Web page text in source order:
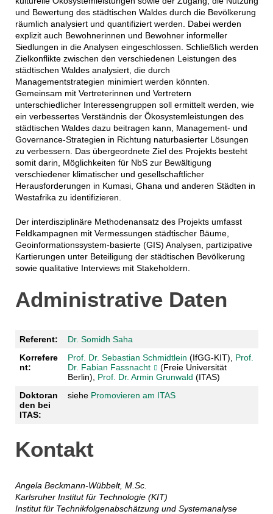
und Bewertung des städtischen Waldes durch die Bevölkerung
räumlich analysiert und quantifiziert werden. Dabei werden
explizit auch Bewohnerinnen und Bewohner informeller
Siedlungen in die Analysen eingeschlossen. Schließlich werden
Zielkonflikte zwischen den verschiedenen Leistungen des
städtischen Waldes analysiert, die durch
Managementstrategien minimiert werden könnten.
Gemeinsam mit Vertreterinnen und Vertretern
unterschiedlicher Interessengruppen soll ermittelt werden, wie
ein verbessertes Verständnis der Ökosystemleistungen des
städtischen Waldes dazu beitragen kann, Management- und
Governance-Strategien in Richtung naturbasierter Lösungen
zu verbessern. Das übergeordnete Ziel des Projekts besteht
somit darin, Möglichkeiten für NbS zur Bewältigung
verschiedener klimatischer und gesellschaftlicher
Herausforderungen in Kumasi, Ghana und anderen Städten in
Westafrika zu identifizieren.
Der interdisziplinäre Methodenansatz des Projekts umfasst
Feldkampagnen mit Vermessungen städtischer Bäume,
Geoinformationssystem-basierte (GIS) Analysen, partizipative
Kartierungen unter Beteiligung der städtischen Bevölkerung
sowie qualitative Interviews mit Stakeholdern.
Administrative Daten
Referent:
Dr. Somidh Saha
Korrefere
nt:
Prof. Dr. Sebastian Schmidtlein (IfGG-KIT), Prof.
Dr. Fabian Fassnacht
(Freie Universität
Berlin), Prof. Dr. Armin Grunwald (ITAS)
Doktoran
den bei
ITAS:
siehe Promovieren am ITAS
Kontakt
Angela Beckmann-Wübbelt, M.Sc.
Karlsruher Institut für Technologie (KIT)
Institut für Technikfolgenabschätzung und Systemanalyse